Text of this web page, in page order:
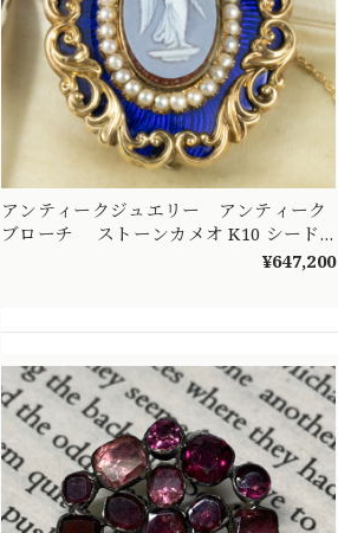
アンティークジュエリー アンティーク
ブローチ ストーンカメオ K10 シード
パール エナメル 28.0g 昔の職人の技術が
¥647,200